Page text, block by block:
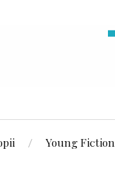
Young Fiction